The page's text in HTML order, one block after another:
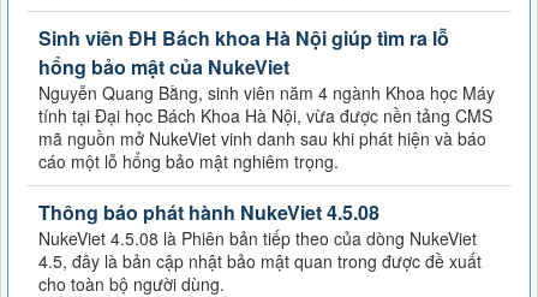
Sinh viên ĐH Bách khoa Hà Nội giúp tìm ra lỗ
hổng bảo mật của NukeViet
Nguyễn Quang Bằng, sinh viên năm 4 ngành Khoa học Máy
tính tại Đại học Bách Khoa Hà Nội, vừa được nền tảng CMS
mã nguồn mở NukeViet vinh danh sau khi phát hiện và báo
cáo một lỗ hổng bảo mật nghiêm trọng.
Thông báo phát hành NukeViet 4.5.08
NukeViet 4.5.08 là Phiên bản tiếp theo của dòng NukeViet
4.5, đây là bản cập nhật bảo mật quan trong được đề xuất
cho toàn bộ người dùng.